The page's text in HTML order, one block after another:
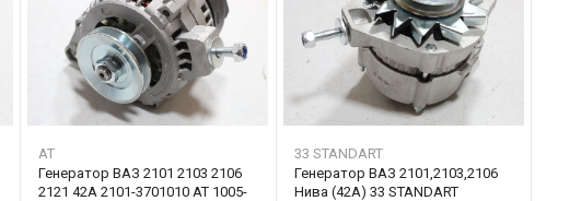
AT
Генератор ВАЗ 2101 2103 2106
2121 42А 2101-3701010 AT 1005-
33 STANDART
Генератор ВАЗ 2101,2103,2106
Нива (42А) 33 STANDART